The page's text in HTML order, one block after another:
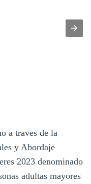
a traves de la
y Abordaje
2023 denominado
adultas mayores